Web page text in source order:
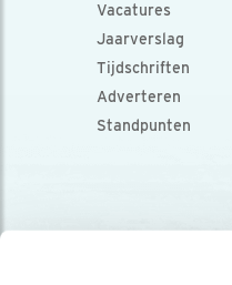
Vacatures
Jaarverslag
Tijdschriften
Adverteren
Standpunten